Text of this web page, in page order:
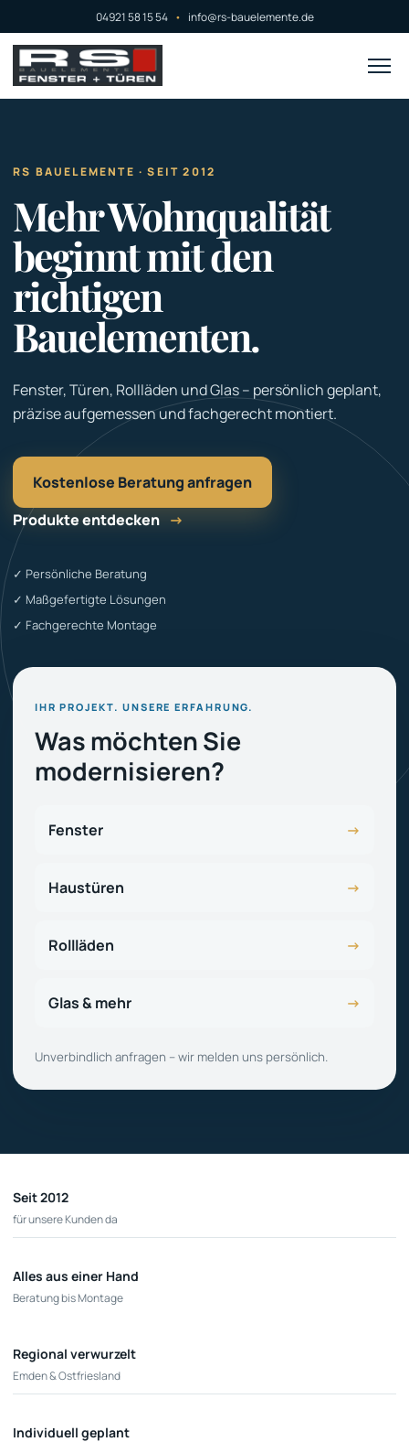
04921 58 15 54 • info@rs-bauelemente.de
RS BAUELEMENTE · SEIT 2012
Mehr Wohnqualität
beginnt mit den
richtigen
Bauelementen.
Fenster, Türen, Rollläden und Glas – persönlich geplant,
präzise aufgemessen und fachgerecht montiert.
Kostenlose Beratung anfragen
Produkte entdecken →
✓ Persönliche Beratung
✓ Maßgefertigte Lösungen
✓ Fachgerechte Montage
IHR PROJEKT. UNSERE ERFAHRUNG.
Was möchten Sie
modernisieren?
Fenster →
Haustüren →
Rollläden →
Glas & mehr →
Unverbindlich anfragen – wir melden uns persönlich.
Seit 2012
für unsere Kunden da
Alles aus einer Hand
Beratung bis Montage
Regional verwurzelt
Emden & Ostfriesland
Individuell geplant